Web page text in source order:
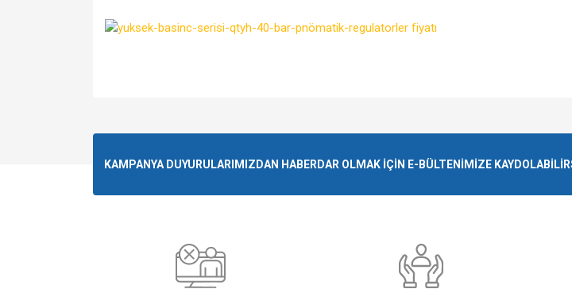
Ürün resmi kalitesiz, bozuk veya görüntülenemiyor.
Bu ürüne benzer farklı alternatifler olmalı.
KAMPANYA DUYURULARIMIZDAN HABERDAR OLMAK İÇİN E-BÜLTENİMİZE